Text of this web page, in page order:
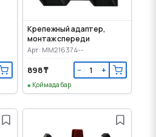
Крепежный адаптер,
монтаж спереди
Арт: MM216374--
898 ₸ − +
Қоймада бар